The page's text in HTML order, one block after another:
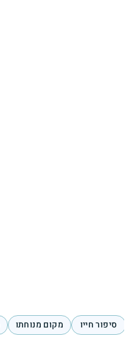
סיפור חייו מקום מנוחתו